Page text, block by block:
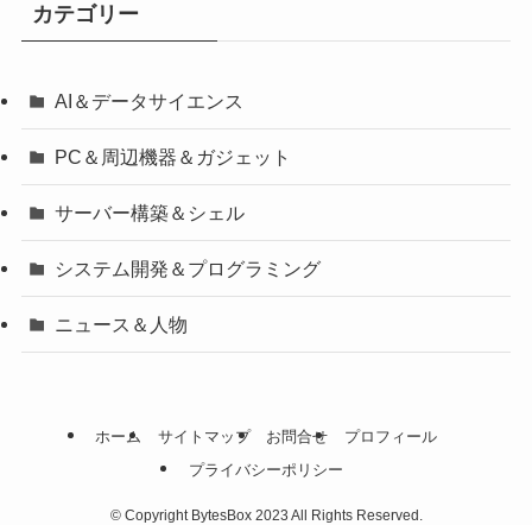
カテゴリー
AI＆データサイエンス
PC＆周辺機器＆ガジェット
サーバー構築＆シェル
システム開発＆プログラミング
ニュース＆人物
ホーム サイトマップ お問合せ
プロフィール
プライバシーポリシー
©Copyright BytesBox 2023 All Rights Reserved.